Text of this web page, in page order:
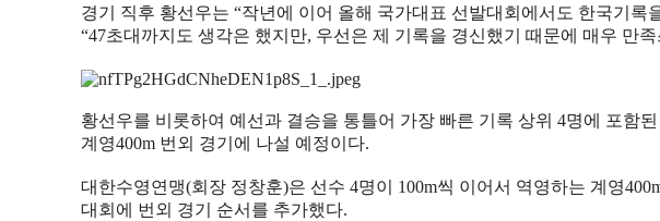
경기 직후 황선우는 “작년에 이어 올해 국가대표 선발대회에서도 한국기록
“47초대까지도 생각은 했지만, 우선은 제 기록을 경신했기 때문에 매우 만
황선우를 비롯하여 예선과 결승을 통틀어 가장 빠른 기록 상위 4명에 포함된
계영400m 번외 경기에 나설 예정이다.
대한수영연맹(회장 정창훈)은 선수 4명이 100m씩 이어서 역영하는 계영
대회에 번외 경기 순서를 추가했다.